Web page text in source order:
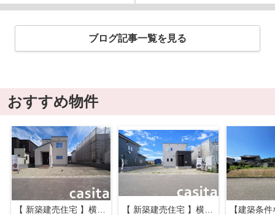
ブログ記事一覧を見る
おすすめ物件
【 新築建売住宅 】横手市八幡字長者町No58 横手北小学校区のオール電化 4LDK
【 新築建売住宅 】横手市八幡字長者町No50 横手北小学校区のオール電化 3LDK